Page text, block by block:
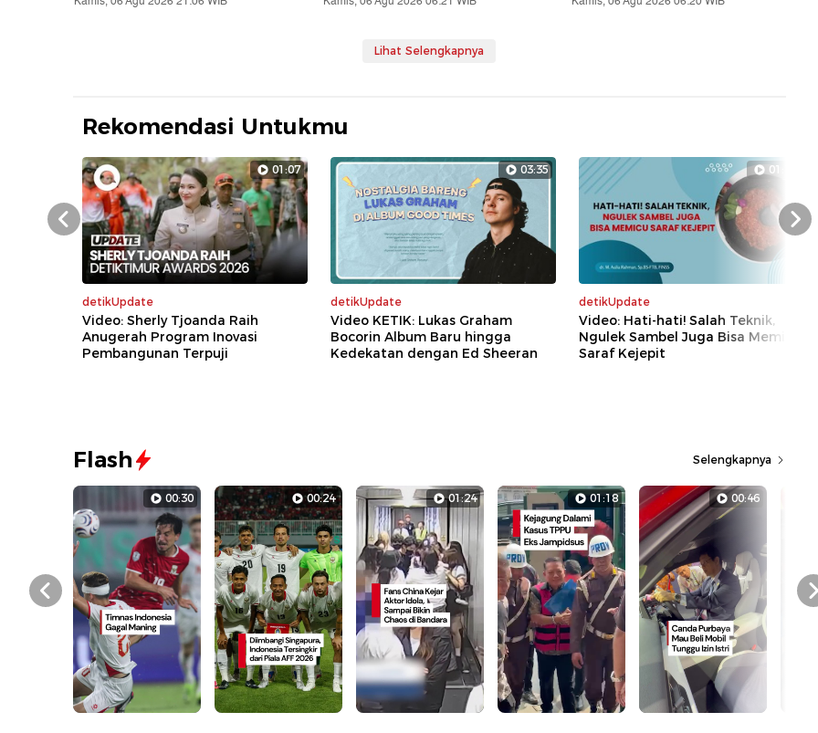
Lihat Selengkapnya
Rekomendasi Untukmu
01:07
detikUpdate
Video: Sherly Tjoanda Raih
Anugerah Program Inovasi
Pembangunan Terpuji
03:35
detikUpdate
Video KETIK: Lukas Graham
Bocorin Album Baru hingga
Kedekatan dengan Ed Sheeran
01:19
detikUpdate
Video: Hati-hati! Salah Teknik,
Ngulek Sambel Juga Bisa Memicu
Saraf Kejepit
Prev Next
Flash Selengkapnya
00:30 00:24 01:24 01:18 00:46
Prev